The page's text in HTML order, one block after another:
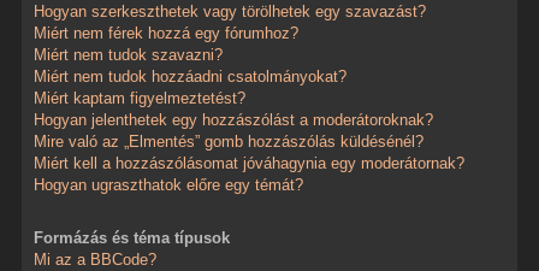
Hogyan szerkeszthetek vagy törölhetek egy szavazást?
Miért nem férek hozzá egy fórumhoz?
Miért nem tudok szavazni?
Miért nem tudok hozzáadni csatolmányokat?
Miért kaptam figyelmeztetést?
Hogyan jelenthetek egy hozzászólást a moderátoroknak?
Mire való az „Elmentés” gomb hozzászólás küldésénél?
Miért kell a hozzászólásomat jóváhagynia egy moderátornak?
Hogyan ugraszthatok előre egy témát?
Formázás és téma típusok
Mi az a BBCode?